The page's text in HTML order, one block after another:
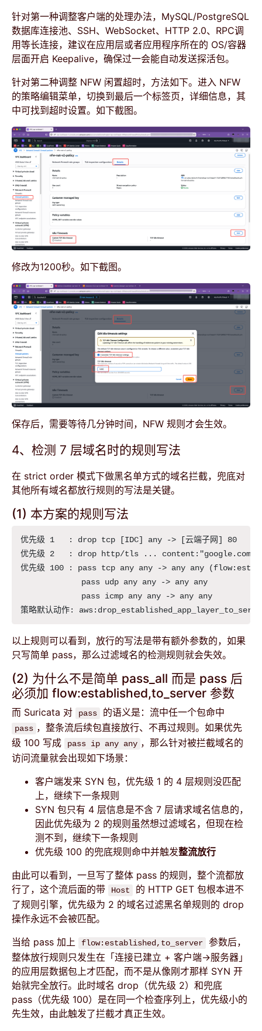
针对第一种调整客户端的处理办法，MySQL/PostgreSQL
数据库连接池、SSH、WebSocket、HTTP 2.0、RPC调
用等长连接，建议在应用层或者应用程序所在的 OS/容器
层面开启 Keepalive，确保过一会能自动发送探活包。
针对第二种调整 NFW 闲置超时，方法如下。进入 NFW
的策略编辑菜单，切换到最后一个标签页，详细信息，其
中可找到超时设置。如下截图。
修改为1200秒。如下截图。
保存后，需要等待几分钟时间，NFW 规则才会生效。
4、检测 7 层域名时的规则写法
在 strict order 模式下做黑名单方式的域名拦截，兜底对
其他所有域名都放行规则的写法是关键。
(1) 本方案的规则写法
优先级 1   : drop tcp [IDC] any -> [云端子网] 80
优先级 2   : drop http/tls ...
优先级 100 : pass tcp any any -> any any
             pass udp any any -> any any
             pass icmp any any -> any any
以上规则可以看到，放行的写法是带有额外参数的，如果
只写简单 pass，那么过滤域名的检测规则就会失效。
(2) 为什么不是简单 pass_all 而是 pass 后
必须加 flow:established,to_server 参数
而 Suricata 对 pass 的语义是：流中任一个包命中
pass ，整条流后续包直接放行、不再过规则。如果优先
级 100 写成
pass ip any any ，那么针对被拦截域名的
访问流量就会出现如下场景：
客户端发来 SYN 包，优先级 1 的 4 层规则没匹配
上，继续下一条规则
SYN 包只有 4 层信息是不含 7 层请求域名信息的，
因此优先级为 2 的规则虽然想过滤域名，但现在检
测不到，继续下一条规则
优先级 100 的兜底规则命中并触发整流放行
由此可以看到，一旦写了整体 pass 的规则，整个流都放
行了，这个流后面的带
Host
的 HTTP GET 包根本进不
了规则引擎，优先级为 2 的域名过滤黑名单规则的 drop
操作永远不会被匹配。
当给 pass 加上
flow:established,to_server
参数后，
整体放行规则只发生在「连接已建立 + 客户端→服务器」
的应用层数据包上才匹配，而不是从像刚才那样 SYN 开
始就完全放行。此时域名 drop（优先级 2）和兜底
pass（优先级 100）是在同一个检查序列上，优先级小的
先生效，由此触发了拦截才真正生效。